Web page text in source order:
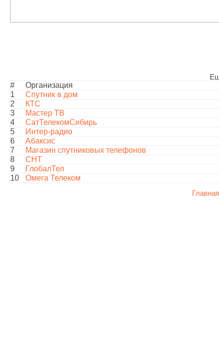
#
Организация
1
Спутник в дом
2
КТС
3
Мастер ТВ
4
СатТелекомСибирь
5
Интер-радио
6
Абаксис
7
Магазин спутниковых телефонов
8
СНТ
9
ГлобалТел
10
Омега Телеком
Главная